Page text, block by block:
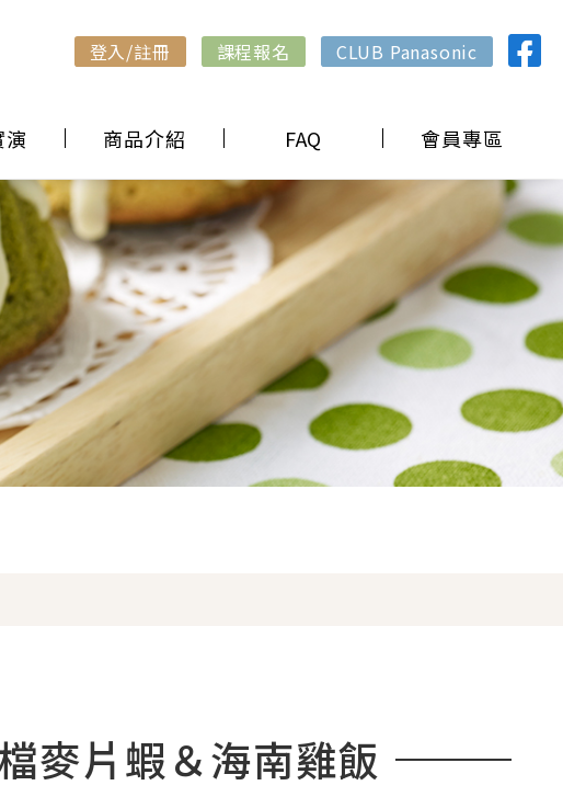
登入/註冊 課程報名 CLUB Panasonic
商品介紹 FAQ 會員專區
麥片蝦＆海南雞飯